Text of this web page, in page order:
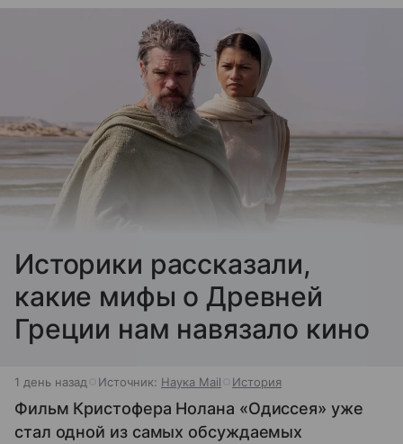
Историки рассказали,
какие мифы о Древней
Греции нам навязало кино
1 день назад Источник: Наука Mail История
Фильм Кристофера Нолана «Одиссея» уже
стал одной из самых обсуждаемых